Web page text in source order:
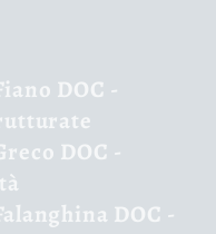
DOC -
DOC -
DOC -